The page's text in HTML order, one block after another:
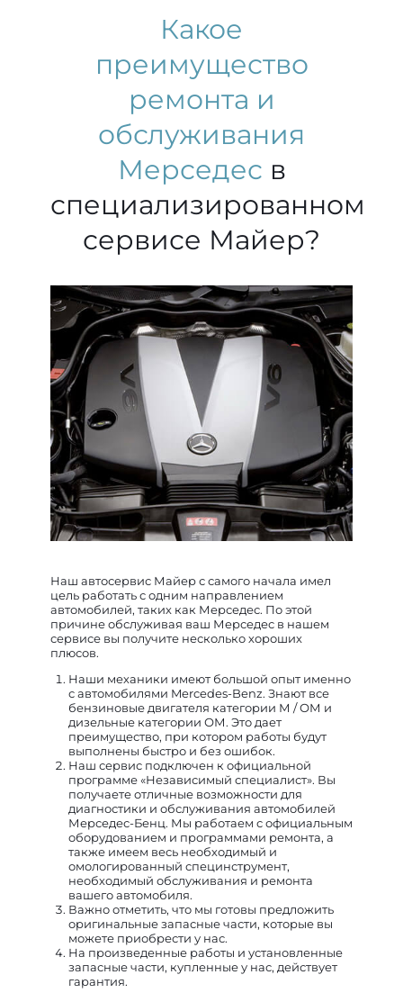
Какое
преимущество
ремонта и
обслуживания
Мерседес в
специализированном
сервисе Майер?
Наш автосервис Майер с самого начала имел
цель работать с одним направлением
автомобилей, таких как Мерседес. По этой
причине обслуживая ваш Мерседес в нашем
сервисе вы получите несколько хороших
плюсов.
Наши механики имеют большой опыт именно
с автомобилями Mercedes-Benz. Знают все
бензиновые двигателя категории М / ОМ и
дизельные категории ОМ. Это дает
преимущество, при котором работы будут
выполнены быстро и без ошибок.
Наш сервис подключен к официальной
программе «Независимый специалист». Вы
получаете отличные возможности для
диагностики и обслуживания автомобилей
Мерседес-Бенц. Мы работаем с официальным
оборудованием и программами ремонта, а
также имеем весь необходимый и
омологированный специнструмент,
необходимый обслуживания и ремонта
вашего автомобиля.
Важно отметить, что мы готовы предложить
оригинальные запасные части, которые вы
можете приобрести у нас.
На произведенные работы и установленные
запасные части, купленные у нас, действует
гарантия.